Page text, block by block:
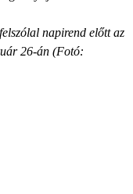
napirend előtt az
26-án (Fotó: